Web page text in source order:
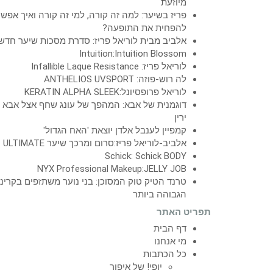
מיוזעת
פריז בשיער: למה זה קורה, למי זה קורה ואיך
להפחית את התופעה?
אלביב מבית לוריאל פריז: סדרת מסכות שיער
Intuition:Intuition Blossom
לוריאל פריז: Infallible Laque Resistance
לה רוש-פוזה: ANTHELIOS UVSPORT
לוריאל פרופסיונל:KERATIN ALPHA SLEEK
דוגמנית של אבא: המהפך של עונג שחף אצל אבא
ירין
קמפיין לענבל אלדן יוצאת 'האח הגדול'
אלביב-לוריאל פריז:סרום ומרכך שיער ULTIMATE
Schick: Schick BODY
NYX Professional Makeup:JELLY JOB
טרנד הטיק טוק המסוכן: בני נוער משתזפים
הגבוהה ביותר
תפריט האתר
דף הבית
מי אנחנו
כל הכתבות
יופי! של איפור